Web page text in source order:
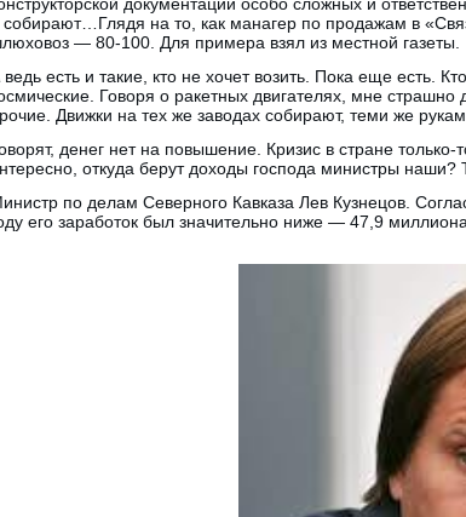
собирают…Глядя на то, как манагер по продажам в
— 80-100. Для примера взял из местной газеты.
есть и такие, кто не хочет возить. Пока еще есть.
Говоря о ракетных двигателях, мне
Движки на тех же заводах собирают, теми же
денег нет на повышение. Кризис в стране
откуда берут доходы господа министры наши?
по делам Северного Кавказа Лев Кузнецов.
его заработок был значительно ниже — 47,9